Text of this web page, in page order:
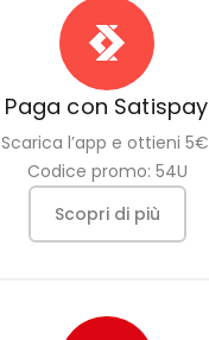
Paga con Satispay
Scarica l’app e ottieni
Codice promo: 54U
Scopri di più